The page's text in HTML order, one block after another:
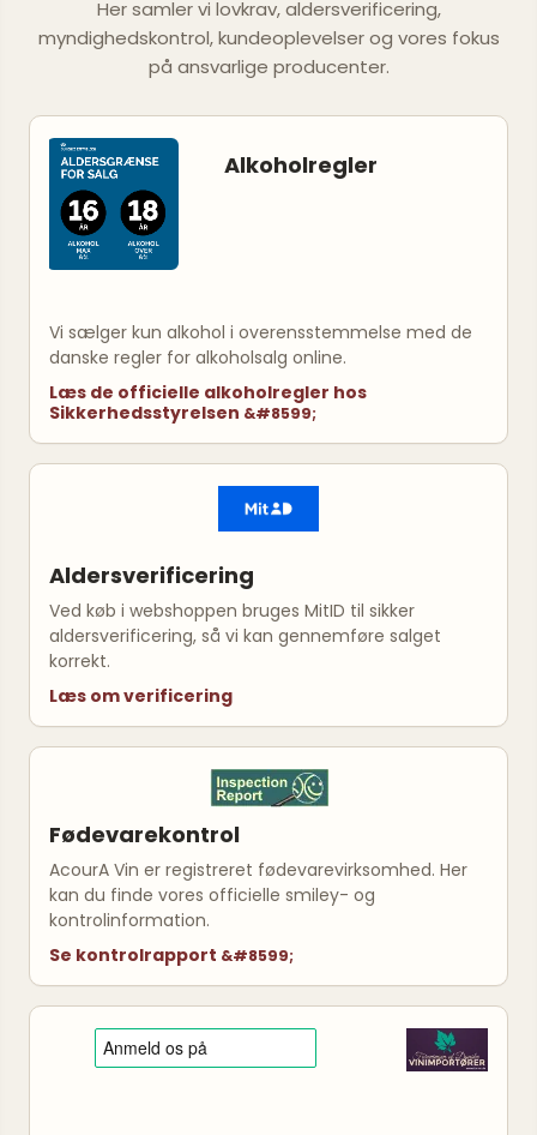
Her samler vi lovkrav, aldersverificering,
myndighedskontrol, kundeoplevelser og vores fokus
på ansvarlige producenter.
Alkoholregler
Vi sælger kun alkohol i overensstemmelse med de
danske regler for alkoholsalg online.
Læs de officielle alkoholregler hos
Sikkerhedsstyrelsen
Aldersverificering
Ved køb i webshoppen bruges MitID til sikker
aldersverificering, så vi kan gennemføre salget
korrekt.
Læs om verificering
Fødevarekontrol
AcourA Vin er registreret fødevarevirksomhed. Her
kan du finde vores officielle smiley- og
kontrolinformation.
Se kontrolrapport